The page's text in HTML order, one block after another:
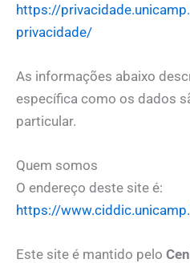
https://
privacidade/
As informações abaixo
específica como os dados
particular.
Quem somos
O endereço deste site é:
https://
Este site é mantido pelo